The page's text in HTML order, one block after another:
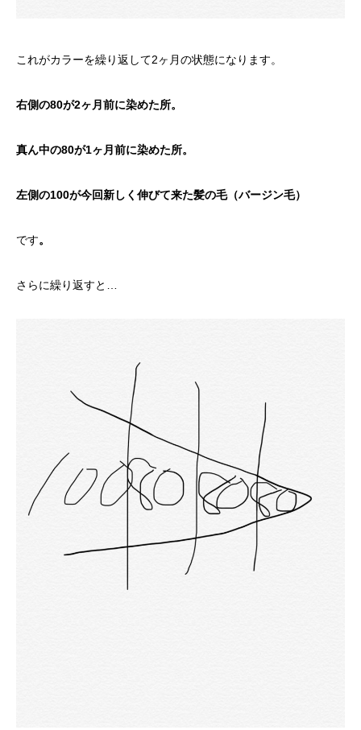
これがカラーを繰り返して2ヶ月の状態になります。
右側の80が2ヶ月前に染めた所。
真ん中の80が1ヶ月前に染めた所。
左側の100が今回新しく伸びて来た髪の毛（バージン毛）
です。
さらに繰り返すと…